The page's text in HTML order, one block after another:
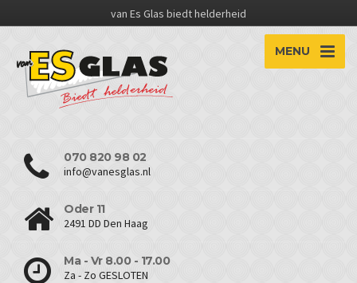
van Es Glas biedt helderheid
MENU
070 820 98 02
info@vanesglas.nl
Oder 11
2491 DD Den Haag
Ma - Vr 8.00 - 17.00
Za - Zo GESLOTEN